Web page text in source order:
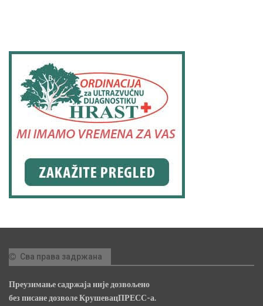
Сва права задржана
Преузимање садржаја није дозвољено
без писане дозволе КрушевацПРЕСС-а.